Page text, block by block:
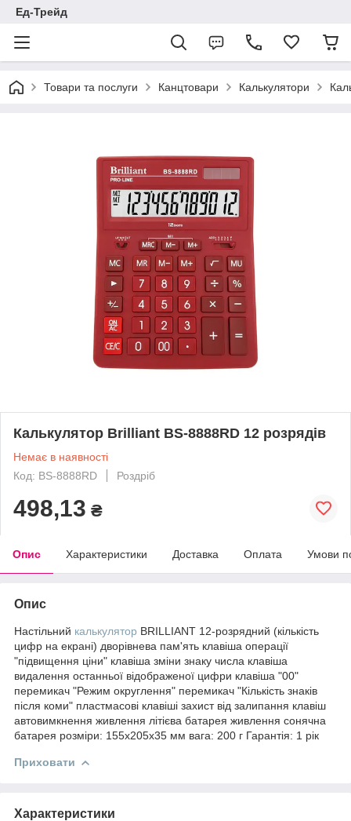
Ед-Трейд
Товари та послуги Канцтовари Калькулятори
Калькулятор Brilliant BS-8888RD 12 розрядів
Немає в наявності
Код: BS-8888RD
Роздріб
498,13 ₴
Опис Характеристики Доставка Оплата Умови
Опис
Настільний калькулятор BRILLIANT 12-розрядний (кількість
цифр на екрані) дворівнева пам'ять клавіша операції
"підвищення ціни" клавіша зміни знаку числа клавіша
видалення останньої відображеної цифри клавіша "00"
перемикач "Режим округлення" перемикач "Кількість знаків
після коми" пластмасові клавіші захист від залипання клавіш
автовимкнення живлення літієва батарея живлення сонячна
батарея розміри: 155х205х35 мм вага: 200 г Гарантія: 1 рік
Приховати
Характеристики